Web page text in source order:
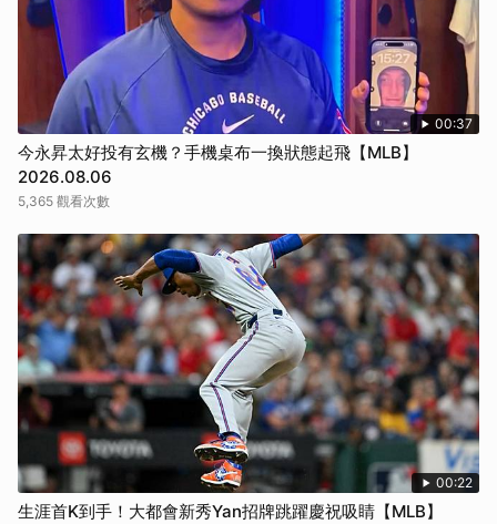
00:37
今永昇太好投有玄機？手機桌布一換狀態起飛【MLB】
2026.08.06
5,365 觀看次數
00:22
生涯首K到手！大都會新秀Yan招牌跳躍慶祝吸睛【MLB】